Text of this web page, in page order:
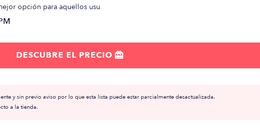
opción para aquellos usu
DESCUBRE EL PRECIO 
y sin previo aviso por lo que esta lista puede estar parcialmente desactualizada.
a la tienda.